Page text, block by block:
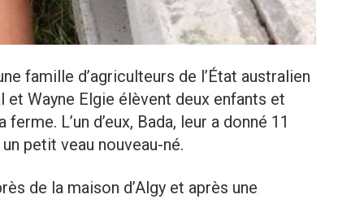
famille d’agriculteurs de l’État australien
et Wayne Elgie élèvent deux enfants et
L’un d’eux, Bada, leur a donné 11
petit veau nouveau-né.
de la maison d’Algy et après une